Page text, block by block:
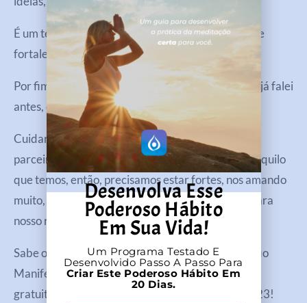
É um tempo para se reconectar com você mesmo e
fortalecer a sua individualidade.
Por fim, gostaria de lembrar a palavra-chave que já falei
antes, que é Equilíbrio.
Cuidar de você não significa dar menos ao seu
parceiro(a). Pelo contrário… nós só podemos dar aquilo
que temos, então, precisamos estar fortes, nos amando
muito, felizes e realizados para poder levar isso para
nosso relacionamento também.
Sabe o que pode ajudar você a começar? O Desafio
Manifestando o Amor, que estou disponibilizando
gratuitamente somente durante o mês de Junho/23!
Desenvolva Esse
Poderoso Hábito
Em Sua Vida!
Um Programa Testado E
Desenvolvido Passo A Passo Para
Criar Este Poderoso Hábito Em
20 Dias.